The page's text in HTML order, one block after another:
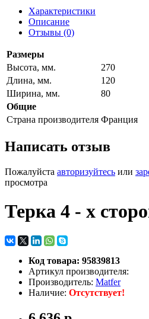
Характеристики
Описание
Отзывы (0)
Размеры
Высота, мм.
270
Длина, мм.
120
Ширина, мм.
80
Общие
Страна производителя Франция
Написать отзыв
Пожалуйста авторизуйтесь или
просмотра
Терка 4 - х
Код товара: 95839813
Артикул производителя:
Производитель: Matfer
Наличие: Отсутствует!